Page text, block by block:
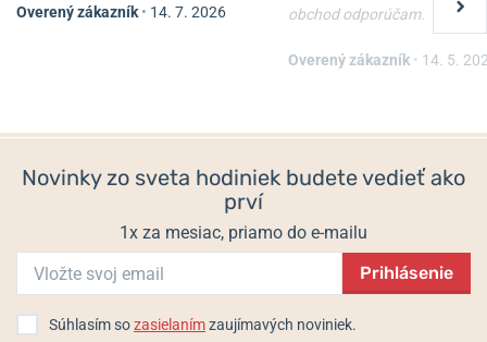
Nôž Victorinox Waiter
19,80 €
Nôž Victorinox Spartan
29,70 €
Overený zákazník • 14. 7. 2026
obchod odporúčam.
Overený zákazník • 14. 5.
Novinky zo sveta hodiniek budete vedieť ako
prví
1x za mesiac, priamo do e-mailu
Prihlásenie
Súhlasím sozasielanímzaujímavých noviniek.